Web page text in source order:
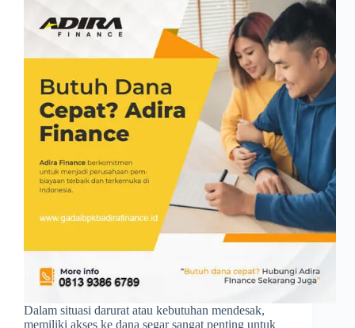
Dalam situasi darurat atau kebutuhan mendesak,
memiliki akses ke dana segar sangat penting untuk